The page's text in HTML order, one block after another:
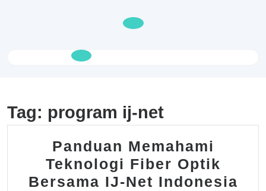
Open
Tag: program ij-net
Panduan Memahami
Teknologi Fiber Optik
Bersama IJ-Net Indonesia